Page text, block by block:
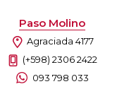
Paso Molino
Agraciada 4177
(+598) 2306 2422
093 798 033